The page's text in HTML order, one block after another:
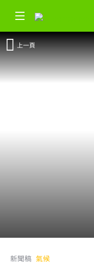
上一頁
新聞稿 氣候